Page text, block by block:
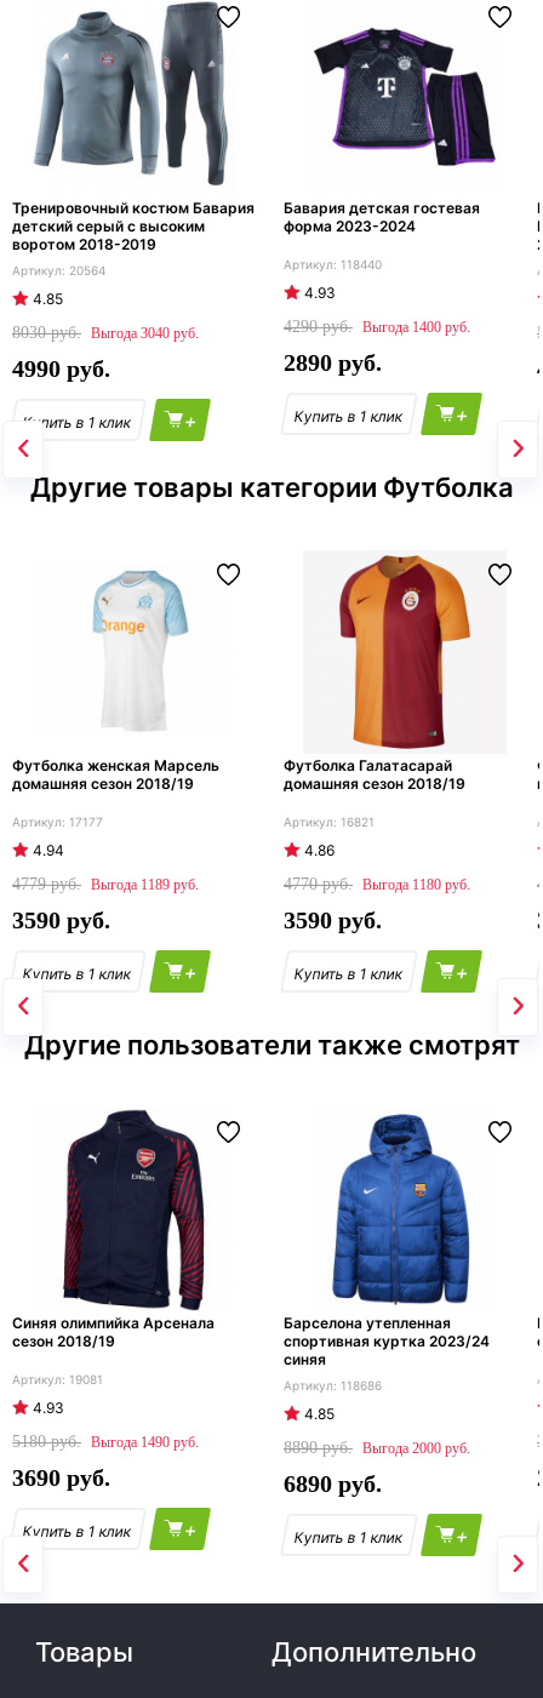
Тренировочный костюм Бавария
детский серый с высоким
воротом 2018-2019
20564
4.85
8030
3040
4990
+
Бавария детская гостевая
форма 2023-2024
118440
4.93
4290
1400
2890
+
Другие товары категории Футболка
Футболка женская Марсель
домашняя сезон 2018/19
17177
4.94
4779
1189
3590
+
Футболка Галатасарай
домашняя сезон 2018/19
16821
4.86
4770
1180
3590
+
Другие пользователи также смотрят
Синяя олимпийка Арсенала
сезон 2018/19
19081
4.93
5180
1490
3690
+
Барселона утепленная
спортивная куртка 2023/24
синяя
118686
4.85
8890
2000
6890
+
Товары Дополнительно